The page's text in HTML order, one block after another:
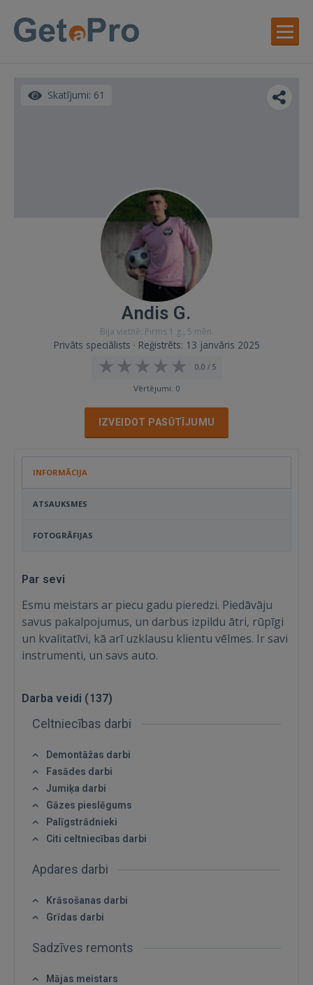
Skatījumi: 61
Andis G.
Bija vietnē: Pirms 1 g., 5 mēn.
Privāts speciālists · Reģistrēts: 13 janvāris 2025
0,0 / 5
Vērtējumi: 0
IZVEIDOT PASŪTĪJUMU
INFORMĀCIJA
ATSAUKSMES
FOTOGRĀFIJAS
Par sevi
Esmu meistars ar piecu gadu pieredzi. Piedāvāju
savus pakalpojumus, un darbus izpildu ātri, rūpīgi
un kvalitatīvi, kā arī uzklausu klientu vēlmes. Ir savi
instrumenti, un savs auto.
Darba veidi (137)
Celtniecības darbi
Demontāžas darbi
Fasādes darbi
Jumiķa darbi
Gāzes pieslēgums
Palīgstrādnieki
Citi celtniecības darbi
Apdares darbi
Krāsošanas darbi
Grīdas darbi
Sadzīves remonts
Mājas meistars